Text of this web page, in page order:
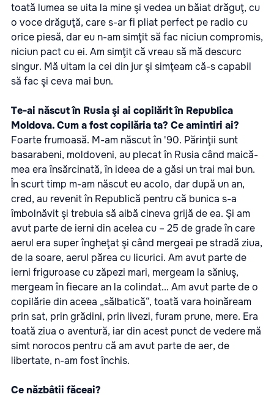
toată lumea se uita la mine şi vedea un băiat drăguţ, cu
o voce drăguţă, care s-ar fi pliat perfect pe radio cu
orice piesă, dar eu n-am simţit să fac niciun compromis,
niciun pact cu ei. Am simţit că vreau să mă descurc
singur. Mă uitam la cei din jur şi simţeam că-s capabil
să fac şi ceva mai bun.
Te-ai născut în Rusia şi ai copilărit în Republica
Moldova. Cum a fost copilăria ta? Ce amintiri ai?
Foarte frumoasă. M-am născut în '90. Părinţii sunt
basarabeni, moldoveni, au plecat în Rusia când maică-
mea era însărcinată, în ideea de a găsi un trai mai bun.
În scurt timp m-am născut eu acolo, dar după un an,
cred, au revenit în Republică pentru că bunica s-a
îmbolnăvit şi trebuia să aibă cineva grijă de ea. Şi am
avut parte de ierni din acelea cu – 25 de grade în care
aerul era super îngheţat şi când mergeai pe stradă ziua,
de la soare, aerul părea cu licurici. Am avut parte de
ierni friguroase cu zăpezi mari, mergeam la săniuş,
mergeam în fiecare an la colindat... Am avut parte de o
copilărie din aceea „sălbatică“, toată vara hoinăream
prin sat, prin grădini, prin livezi, furam prune, mere. Era
toată ziua o aventură, iar din acest punct de vedere mă
simt norocos pentru că am avut parte de aer, de
libertate, n-am fost închis.
Ce năzbâtii făceai?